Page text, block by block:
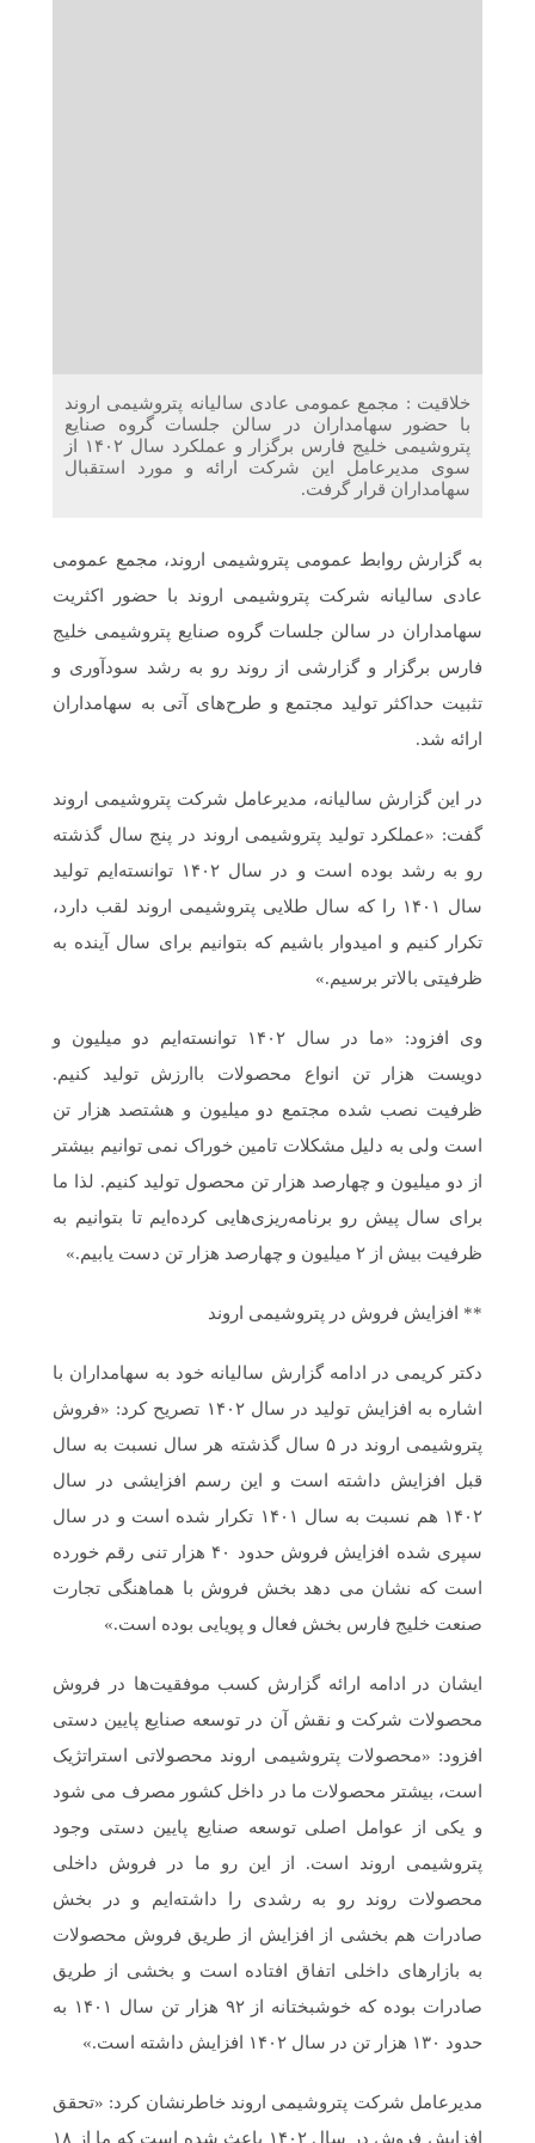
خلاقیت : مجمع عمومی عادی سالیانه پتروشیمی اروند
با حضور سهامداران در سالن جلسات گروه صنایع
پتروشیمی خلیج فارس برگزار و عملکرد سال ۱۴۰۲ از
سوی مدیرعامل این شرکت ارائه و مورد استقبال
سهامداران قرار گرفت.
به گزارش روابط عمومی پتروشیمی اروند، مجمع عمومی
عادی سالیانه شرکت پتروشیمی اروند با حضور اکثریت
سهامداران در سالن جلسات گروه صنایع پتروشیمی خلیج
فارس برگزار و گزارشی از روند رو به رشد سودآوری و
تثبیت حداکثر تولید مجتمع و طرح‌های آتی به سهامداران
ارائه شد.
در این گزارش سالیانه، مدیرعامل شرکت پتروشیمی اروند
گفت: «عملکرد تولید پتروشیمی اروند در پنج سال گذشته
رو به رشد بوده است و در سال ۱۴۰۲ توانسته‌ایم تولید
سال ۱۴۰۱ را که سال طلایی پتروشیمی اروند لقب دارد،
تکرار کنیم و امیدوار باشیم که بتوانیم برای سال آینده به
ظرفیتی بالاتر برسیم.»
وی افزود: «ما در سال ۱۴۰۲ توانسته‌ایم دو میلیون و
دویست هزار تن انواع محصولات باارزش تولید کنیم.
ظرفیت نصب شده مجتمع دو میلیون و هشتصد هزار تن
است ولی به دلیل مشکلات تامین خوراک نمی توانیم بیشتر
از دو میلیون و چهارصد هزار تن محصول تولید کنیم. لذا ما
برای سال پیش رو برنامه‌ریزی‌هایی کرده‌ایم تا بتوانیم به
ظرفیت بیش از ۲ میلیون و چهارصد هزار تن دست یابیم.»
** افزایش فروش در پتروشیمی اروند
دکتر کریمی در ادامه گزارش سالیانه خود به سهامداران با
اشاره به افزایش تولید در سال ۱۴۰۲ تصریح کرد: «فروش
پتروشیمی اروند در ۵ سال گذشته هر سال نسبت به سال
قبل افزایش داشته است و این رسم افزایشی در سال
۱۴۰۲ هم نسبت به سال ۱۴۰۱ تکرار شده است و در سال
سپری شده افزایش فروش حدود ۴۰ هزار تنی رقم خورده
است که نشان می دهد بخش فروش با هماهنگی تجارت
صنعت خلیج فارس بخش فعال و پویایی بوده است.»
ایشان در ادامه ارائه گزارش کسب موفقیت‌ها در فروش
محصولات شرکت و نقش آن در توسعه صنایع پایین دستی
افزود: «محصولات پتروشیمی اروند محصولاتی استراتژیک
است، بیشتر محصولات ما در داخل کشور مصرف می شود
و یکی از عوامل اصلی توسعه صنایع پایین دستی وجود
پتروشیمی اروند است. از این رو ما در فروش داخلی
محصولات روند رو به رشدی را داشته‌ایم و در بخش
صادرات هم بخشی از افزایش از طریق فروش محصولات
به بازارهای داخلی اتفاق افتاده است و بخشی از طریق
صادرات بوده که خوشبختانه از ۹۲ هزار تن سال ۱۴۰۱ به
حدود ۱۳۰ هزار تن در سال ۱۴۰۲ افزایش داشته است.»
مدیرعامل شرکت پتروشیمی اروند خاطرنشان کرد: «تحقق
افزایش فروش در سال ۱۴۰۲ باعث شده است که ما از ۱۸